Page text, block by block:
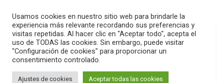
search menu pause PLAY
Usamos cookies en nuestro sitio web para brindarle la
experiencia más relevante recordando sus preferencias y
visitas repetidas. Al hacer clic en "Aceptar todo", acepta el
uso de TODAS las cookies. Sin embargo, puede visitar
"Configuración de cookies" para proporcionar un
consentimiento controlado.
Ajustes de cookies Aceptar todas las cookies